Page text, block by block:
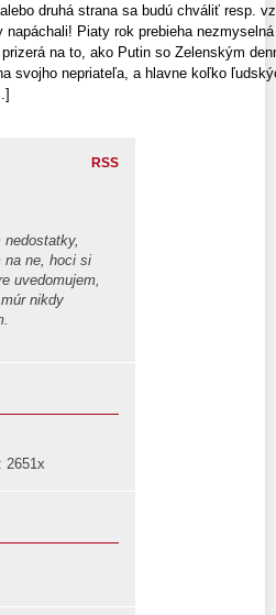
druhá strana sa budú chváliť resp.
napáchali! Piaty rok prebieha
prizerá na to, ako Putin so Zelenským
svojho nepriateľa, a hlavne koľko
RSS
na ne, hoci si
uvedomujem,
nikdy
2651x